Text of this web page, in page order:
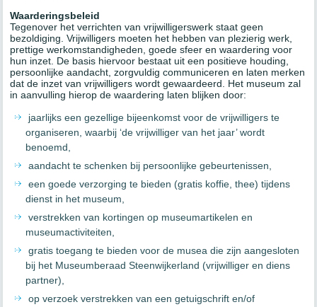
Waarderingsbeleid
Tegenover het verrichten van vrijwilligerswerk staat geen
bezoldiging. Vrijwilligers moeten het hebben van plezierig werk,
prettige werkomstandigheden, goede sfeer en waardering voor
hun inzet. De basis hiervoor bestaat uit een positieve houding,
persoonlijke aandacht, zorgvuldig communiceren en laten merken
dat de inzet van vrijwilligers wordt gewaardeerd. Het museum zal
in aanvulling hierop de waardering laten blijken door:
jaarlijks een gezellige bijeenkomst voor de vrijwilligers te
organiseren, waarbij ‘de vrijwilliger van het jaar’ wordt
benoemd,
aandacht te schenken bij persoonlijke gebeurtenissen,
een goede verzorging te bieden (gratis koffie, thee) tijdens
dienst in het museum,
verstrekken van kortingen op museumartikelen en
museumactiviteiten,
gratis toegang te bieden voor de musea die zijn aangesloten
bij het Museumberaad Steenwijkerland (vrijwilliger en diens
partner),
op verzoek verstrekken van een getuigschrift en/of